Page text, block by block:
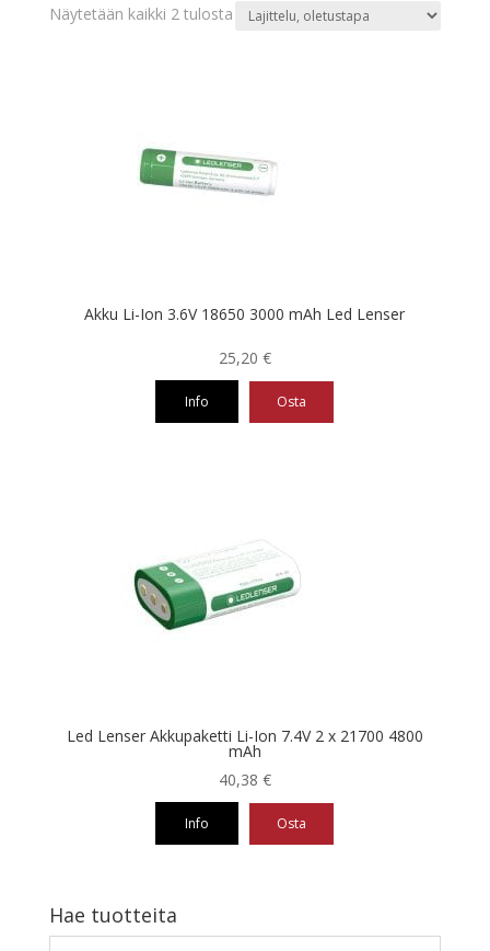
Näytetään kaikki 2 tulosta
Akku Li-Ion 3.6V 18650 3000 mAh Led Lenser
25,20 €
Info Osta
Led Lenser Akkupaketti Li-Ion 7.4V 2 x 21700 4800
mAh
40,38 €
Info Osta
Hae tuotteita